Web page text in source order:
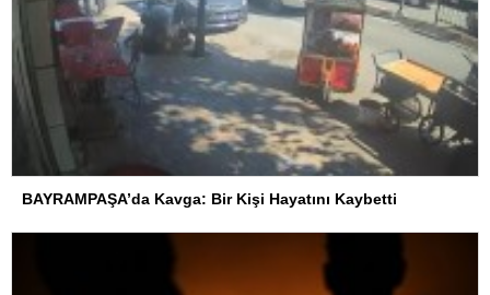
BAYRAMPAŞA’da Kavga: Bir Kişi Hayatını Kaybetti